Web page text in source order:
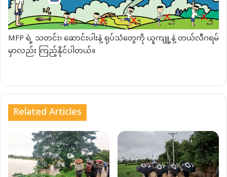
MFP ရဲ့ သတင်း၊ ဆောင်းပါးနဲ့ ရုပ်သံတွေကို ယူကျူ့နဲ့ တယ်လီဂရမ်
မှာလည်း ကြည့်နိုင်ပါတယ်။
Related Articles